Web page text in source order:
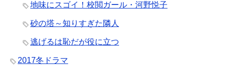
地味にスゴイ！校閲ガール・河野悦子
砂の塔～知りすぎた隣人
逃げるは恥だが役に立つ
2017冬ドラマ